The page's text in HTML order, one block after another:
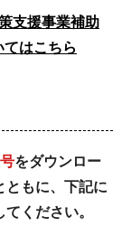
支援事業補助
はこちら
をダウンロー
ともに、下記に
ください。